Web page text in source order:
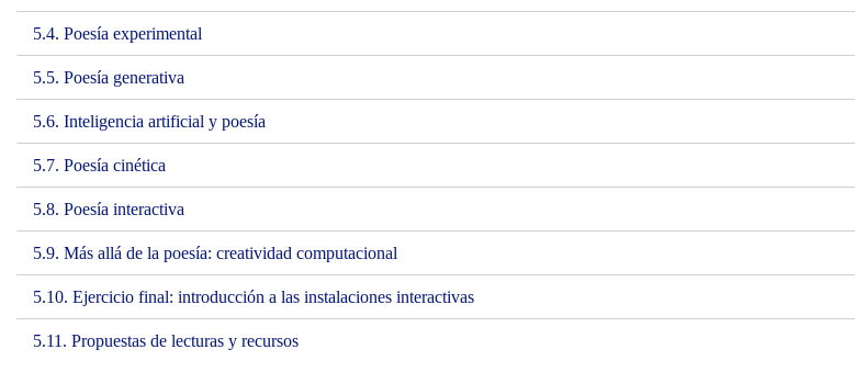
5.4. Poesía experimental
5.5. Poesía generativa
5.6. Inteligencia artificial y poesía
5.7. Poesía cinética
5.8. Poesía interactiva
5.9. Más allá de la poesía: creatividad computacional
5.10. Ejercicio final: introducción a las instalaciones interactivas
5.11. Propuestas de lecturas y recursos